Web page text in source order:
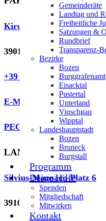
Gemeinderäte
Landtag und
Freiheitliche
Satzungen &
Rundbrief
Transparenz-
Bezirke
Bozen
Burggrafenamt
Eisacktal
Pustertal
Unterland
Vinschgau
Wipptal
Landeshauptstadt
Bozen
Bruneck
Burgstall
Programm
Deine Hilfe
Spenden
Mitgliedschaft
Mitwirken
Kontakt
Kirchgasse 62
39018 Terlan
+39 366 380 1891
E-Mail
PEC E-Mail
LANDTAGSFRAKTION
Silvius-Magnago-Platz 6
39100 Bozen